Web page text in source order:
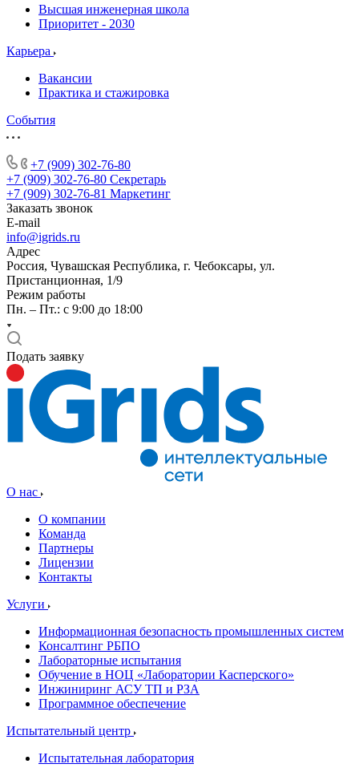
Высшая инженерная школа
Приоритет - 2030
Карьера
Вакансии
Практика и стажировка
События
+7 (909) 302-76-80
+7 (909) 302-76-80 Секретарь
+7 (909) 302-76-81 Маркетинг
Заказать звонок
E-mail
info@igrids.ru
Адрес
Россия, Чувашская Республика, г. Чебоксары, ул.
Пристанционная, 1/9
Режим работы
Пн. – Пт.: с 9:00 до 18:00
Подать заявку
О нас
О компании
Команда
Партнеры
Лицензии
Контакты
Услуги
Информационная безопасность промышленных систем
Консалтинг РБПО
Лабораторные испытания
Обучение в НОЦ «Лаборатории Касперского»
Инжиниринг АСУ ТП и РЗА
Программное обеспечение
Испытательный центр
Испытательная лаборатория